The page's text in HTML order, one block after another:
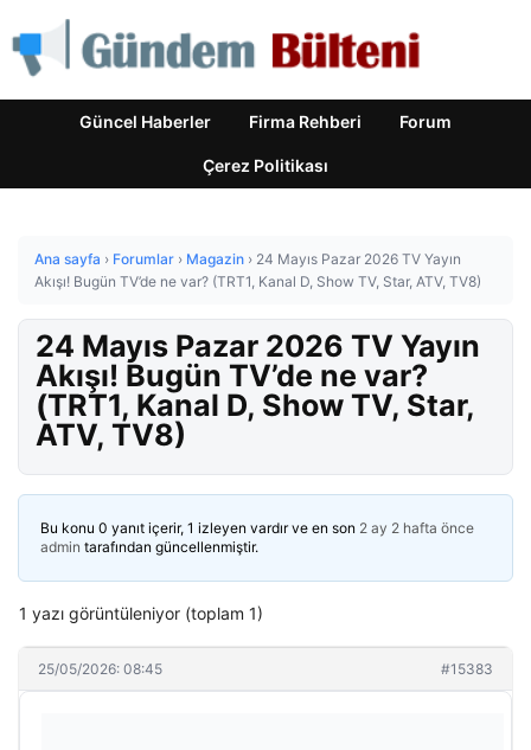
Güncel Haberler Firma Rehberi Forum
Çerez Politikası
Ana sayfa › Forumlar › Magazin › 24 Mayıs Pazar 2026 TV Yayın
Akışı! Bugün TV’de ne var? (TRT1, Kanal D, Show TV, Star, ATV, TV8)
24 Mayıs Pazar 2026 TV Yayın
Akışı! Bugün TV’de ne var?
(TRT1, Kanal D, Show TV, Star,
ATV, TV8)
Bu konu 0 yanıt içerir, 1 izleyen vardır ve en son 2 ay 2 hafta önce
admin tarafından güncellenmiştir.
1 yazı görüntüleniyor (toplam 1)
25/05/2026: 08:45 #15383